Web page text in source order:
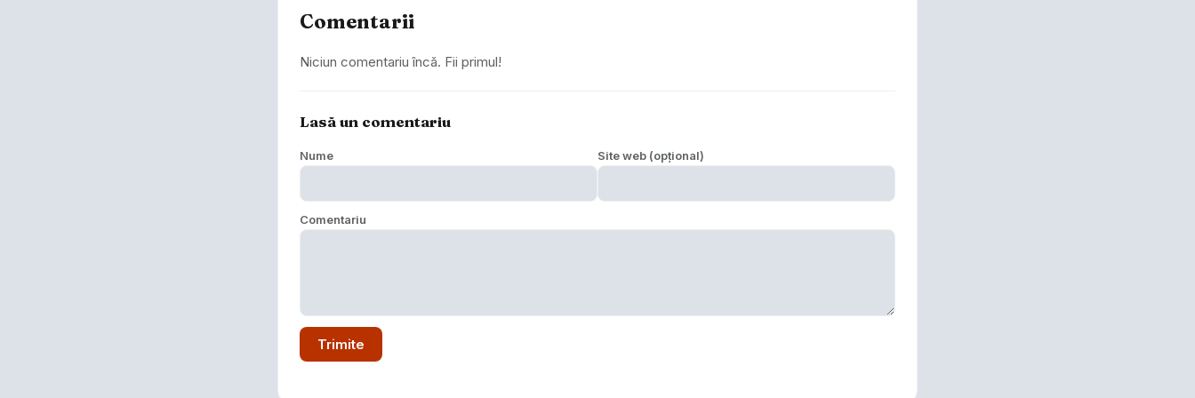
Comentarii
Niciun comentariu încă. Fii primul!
Lasă un comentariu
Nume Site web (opțional)
Comentariu
Trimite